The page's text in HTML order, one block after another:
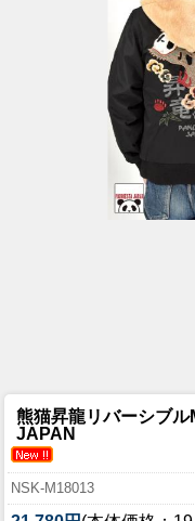
熊猫昇龍リバーシブ
JAPAN
NSK-M18013